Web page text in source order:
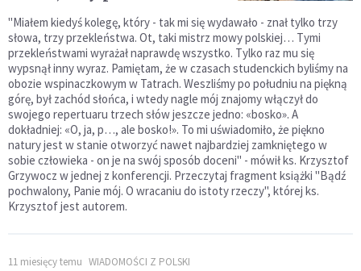
"Miałem kiedyś kolegę, który - tak mi się wydawało - znał tylko trzy
słowa, trzy przekleństwa. Ot, taki mistrz mowy polskiej… Tymi
przekleństwami wyrażał naprawdę wszystko. Tylko raz mu się
wypsnął inny wyraz. Pamiętam, że w czasach studenckich byliśmy na
obozie wspinaczkowym w Tatrach. Weszliśmy po południu na piękną
górę, był zachód słońca, i wtedy nagle mój znajomy włączył do
swojego repertuaru trzech słów jeszcze jedno: «bosko». A
dokładniej: «O, ja, p…, ale bosko!». To mi uświadomiło, że piękno
natury jest w stanie otworzyć nawet najbardziej zamkniętego w
sobie człowieka - on je na swój sposób doceni" - mówił ks. Krzysztof
Grzywocz w jednej z konferencji. Przeczytaj fragment książki "Bądź
pochwalony, Panie mój. O wracaniu do istoty rzeczy", której ks.
Krzysztof jest autorem.
11 miesięcy temu WIADOMOŚCI Z POLSKI